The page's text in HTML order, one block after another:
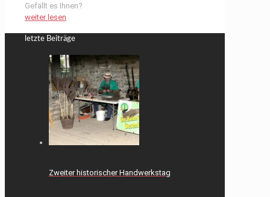
Gefällt es Ihnen?
weiter lesen
letzte Beiträge
Zweiter historischer Handwerkstag